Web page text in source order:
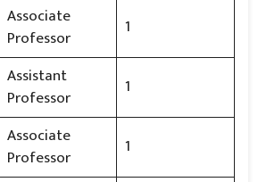
Associate
Professor
1
Assistant
Professor
1
Associate
Professor
1